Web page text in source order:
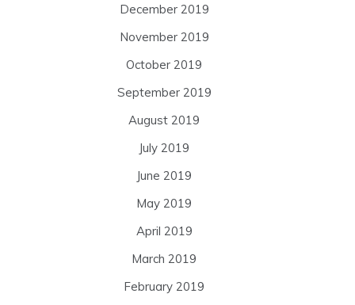
December 2019
November 2019
October 2019
September 2019
August 2019
July 2019
June 2019
May 2019
April 2019
March 2019
February 2019